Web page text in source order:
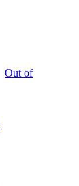
Out of